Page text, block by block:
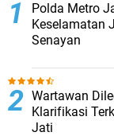
Polda Metro
Keselamatan
Senayan
Wartawan
Klarifikasi
Jati